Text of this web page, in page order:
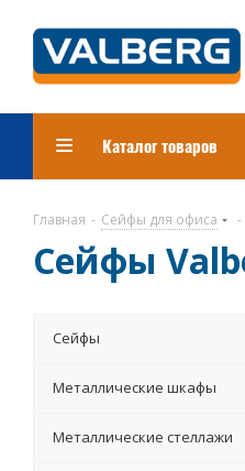
Каталог товаров
Главная - Сейфы для офиса -
Сейфы
Сейфы
Металлические шкафы
Металлические стеллажи